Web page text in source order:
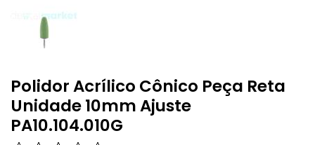
Polidor Acrílico Cônico Peça Reta
Unidade 10mm Ajuste
PA10.104.010G